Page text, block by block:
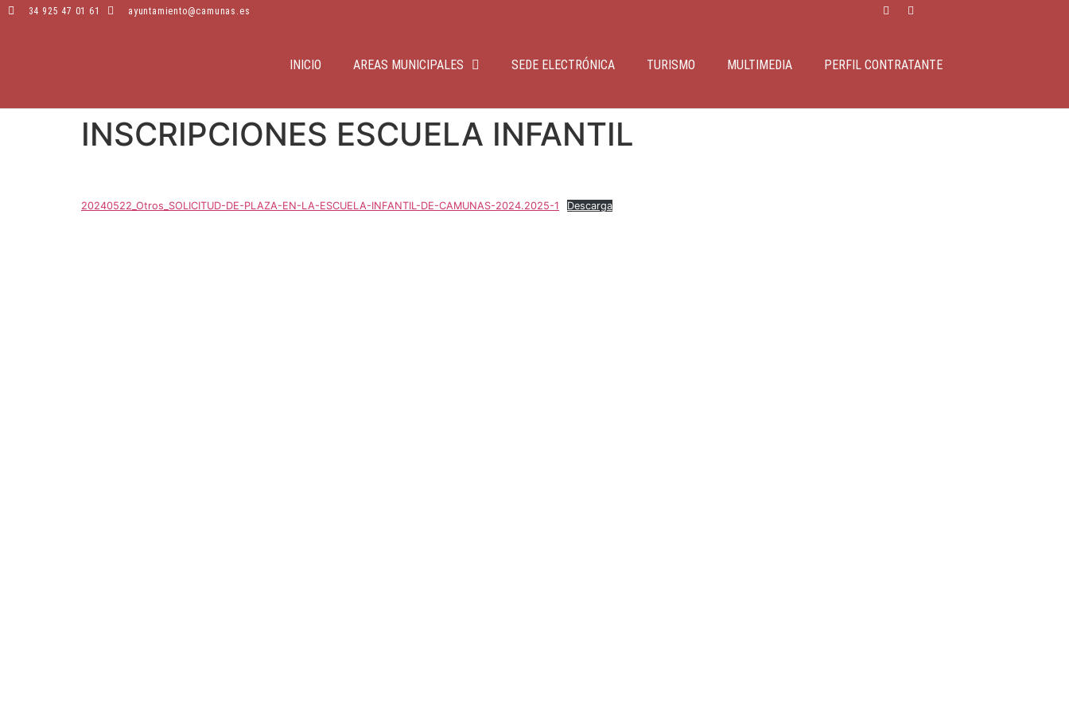
34 925 47 01 61 ayuntamiento@camunas.es
INICIO AREAS MUNICIPALES SEDE ELECTRÓNICA TURISMO MULTIMEDIA PERFIL CONTRATANTE
INSCRIPCIONES ESCUELA INFANTIL
20240522_Otros_SOLICITUD-DE-PLAZA-EN-LA-ESCUELA-INFANTIL-DE-CAMUNAS-2024.2025-1 Descarga